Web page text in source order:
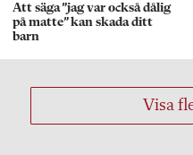
Att säga ”jag var också dålig
på matte” kan skada ditt
barn
Visa